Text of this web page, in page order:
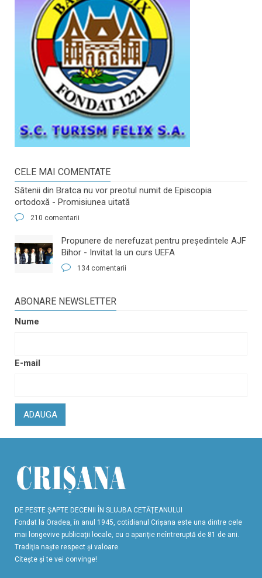
CELE MAI COMENTATE
Sătenii din Bratca nu vor preotul numit de Episcopia
ortodoxă - Promisiunea uitată
210 comentarii
​Propunere de nerefuzat pentru preşedintele AJF
Bihor - Invitat la un curs UEFA
134 comentarii
ABONARE NEWSLETTER
Nume
E-mail
ADAUGA
DE PESTE ŞAPTE DECENII ÎN SLUJBA CETĂŢEANULUI
Fondat la Oradea, în anul 1945, cotidianul Crişana este una dintre cele
mai longevive publicaţii locale, cu o apariţie neîntreruptă de 81 de ani.
Tradiţia naşte respect şi valoare.
Citeşte şi te vei convinge!